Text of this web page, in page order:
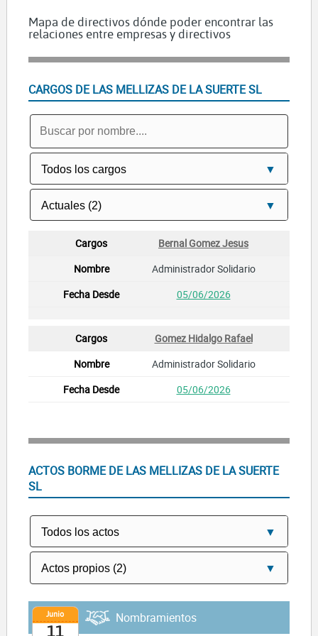
Mapa de directivos dónde poder encontrar las
relaciones entre empresas y directivos
CARGOS DE LAS MELLIZAS DE LA SUERTE SL
Bernal Gomez Jesus
Administrador Solidario
05/06/2026
Gomez Hidalgo Rafael
Administrador Solidario
05/06/2026
ACTOS BORME DE LAS MELLIZAS DE LA SUERTE
SL
Junio
11
Nombramientos